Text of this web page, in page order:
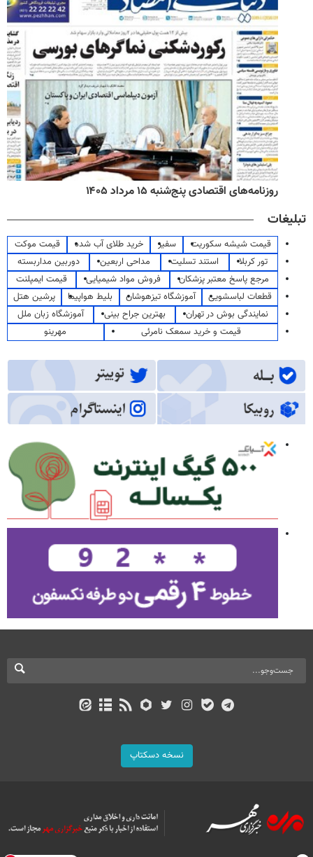
روزنامه‌های اقتصادی پنج‌شنبه ۱۵ مرداد ۱۴۰۵
تبلیغات
قیمت شیشه سکوریت سفیر خرید طلای آب شده
قیمت موکت
تور کربلا
استند تسلیت مداحی اربعین
دوربین مداربسته
مرجع پاسخ معتبر پزشکان
فروش مواد شیمیایی
قیمت ایمپلنت
قطعات لباسشویی
آموزشگاه تیزهوشان بلیط هواپیما
پرشین هتل
نمایندگی بوش در تهران
بهترین جراح بینی
آموزشگاه زبان ملل
قیمت و خرید سمعک نامرئی
مهرینو
نسخه دسکتاپ